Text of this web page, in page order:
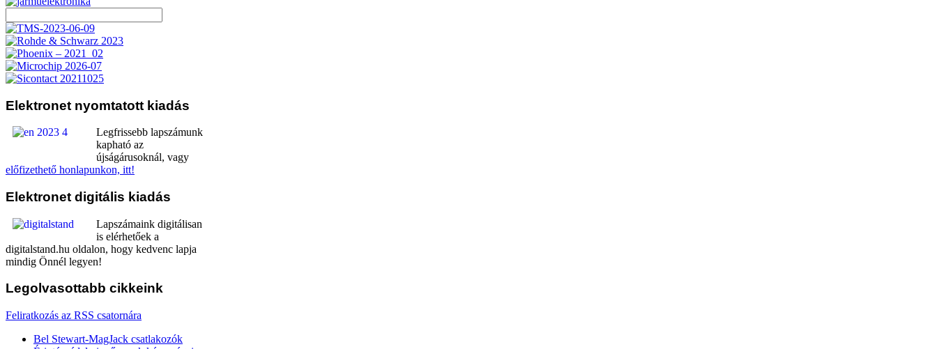
Elektronet nyomtatott kiadás
Legfrissebb lapszámunk
kapható az
újságárusoknál, vagy
előfizethető honlapunkon, itt!
Elektronet digitális kiadás
Lapszámaink digitálisan
is elérhetőek a
digitalstand.hu oldalon, hogy kedvenc lapja
mindig Önnél legyen!
Legolvasottabb cikkeink
Feliratkozás az RSS csatornára
Bel Stewart-MagJack csatlakozók